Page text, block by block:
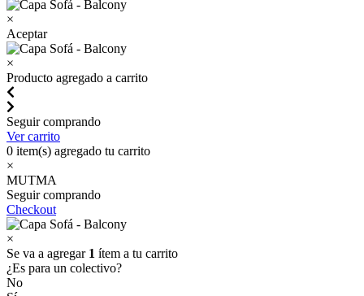
×
Aceptar
×
Producto agregado a carrito
Seguir comprando
Ver carrito
0 item(s) agregado tu carrito
×
MUTMA
Seguir comprando
Checkout
×
Se va a agregar 1 ítem a tu carrito
¿Es para un colectivo?
No